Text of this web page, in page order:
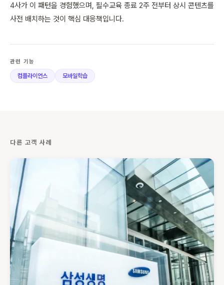
4사가 이 패턴을 경험했으며, 필수교육 종료 2주 전부터 상시 콘텐츠를
사전 배치하는 것이 핵심 대응책입니다.
컴플라이언스 모바일학습
다른 고객 사례